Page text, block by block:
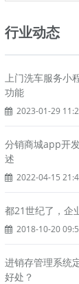
行业动态
上门洗车服务小
功能
2023-01-29
分销商城app开
述
2022-04-15
都21世纪了，企
2018-10-20
进销存管理系统
好处？